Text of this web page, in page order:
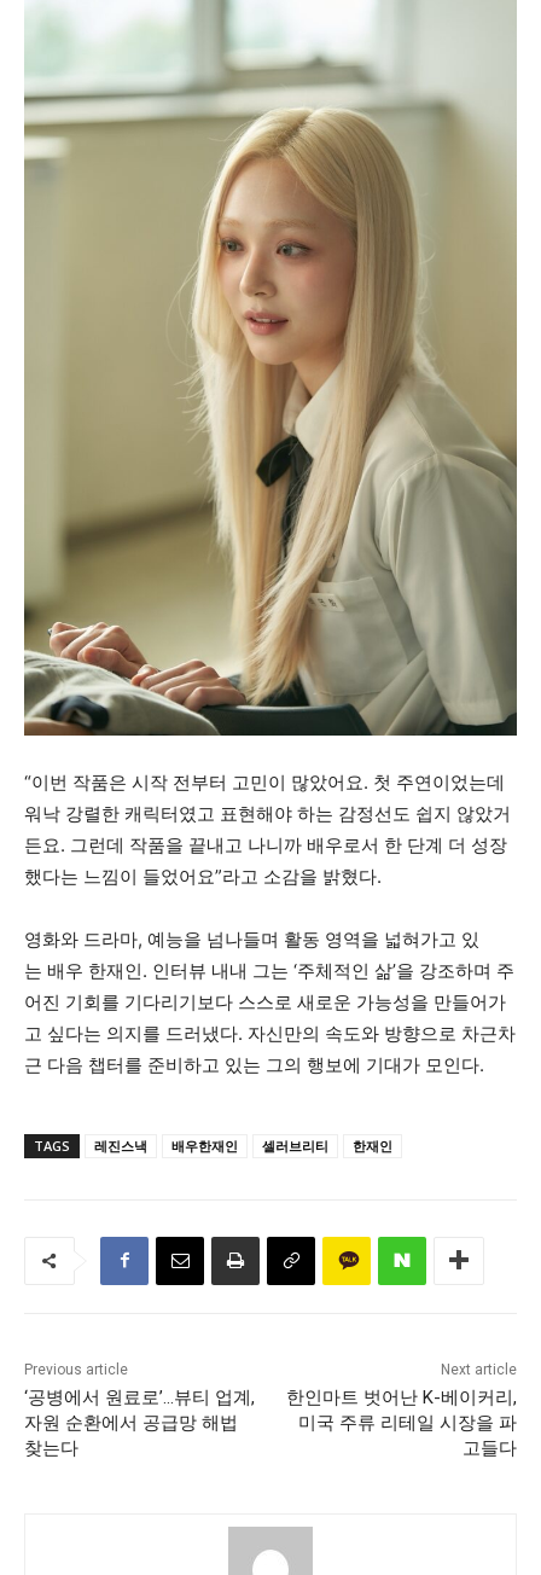
“이번 작품은 시작 전부터 고민이 많았어요. 첫 주연이었는데
워낙 강렬한 캐릭터였고 표현해야 하는 감정선도 쉽지 않았거
든요. 그런데 작품을 끝내고 나니까 배우로서 한 단계 더 성장
했다는 느낌이 들었어요”라고 소감을 밝혔다.
영화와 드라마, 예능을 넘나들며 활동 영역을 넓혀가고 있
는 배우 한재인. 인터뷰 내내 그는 ‘주체적인 삶’을 강조하며 주
어진 기회를 기다리기보다 스스로 새로운 가능성을 만들어가
고 싶다는 의지를 드러냈다. 자신만의 속도와 방향으로 차근차
근 다음 챕터를 준비하고 있는 그의 행보에 기대가 모인다.
TAGS 레진스낵 배우한재인 셀러브리티 한재인
Previous article
‘공병에서 원료로’…뷰티 업계,
자원 순환에서 공급망 해법
찾는다
Next article
한인마트 벗어난 K-베이커리,
미국 주류 리테일 시장을 파
고들다